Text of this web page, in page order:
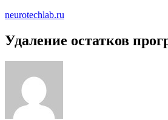
neurotechlab.ru
Удаление остатков